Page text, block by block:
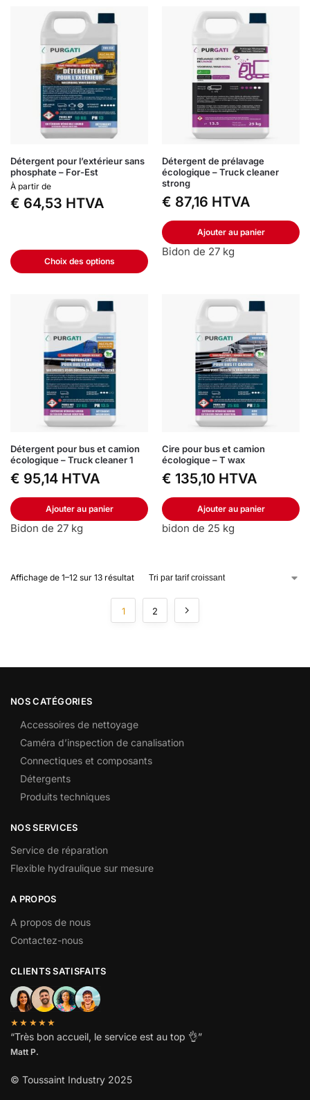
Détergent pour l’extérieur sans
phosphate – For-Est
À partir de
€ 64,53 HTVA
Choix des options
Détergent de prélavage
écologique – Truck cleaner
strong
€ 87,16 HTVA
Ajouter au panier
Bidon de 27 kg
Détergent pour bus et camion
écologique – Truck cleaner 1
€ 95,14 HTVA
Ajouter au panier
Bidon de 27 kg
Cire pour bus et camion
écologique – T wax
€ 135,10 HTVA
Ajouter au panier
bidon de 25 kg
Affichage de 1–12 sur 13 résultat
1 2
NOS CATÉGORIES
Accessoires de nettoyage
Caméra d’inspection de canalisation
Connectiques et composants
Détergents
Produits techniques
NOS SERVICES
Service de réparation
Flexible hydraulique sur mesure
A PROPOS
A propos de nous
Contactez-nous
CLIENTS SATISFAITS
★★★★★
“Très bon accueil, le service est au top 👌”
Matt P.
© Toussaint Industry 2025